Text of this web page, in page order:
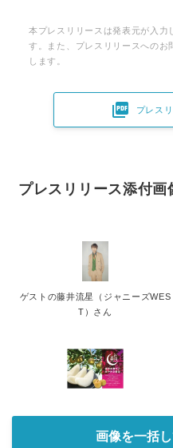
本プレスリリースは発表元が入力
す。また、プレスリリースへのお
します。
 プレス
プレスリリース添付画
ゲストの藤井流星（ジャニーズWES
T）さん
画像を一括